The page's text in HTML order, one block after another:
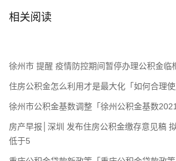
相关阅读
徐州市 提醒 疫情防控期间暂停办理公积金临
住房公积金怎么利用才是最大化「如何合理使
徐州市公积金基数调整「徐州公积金基数2021
房产早报│深圳 发布住房公积金缴存意见稿
低于5